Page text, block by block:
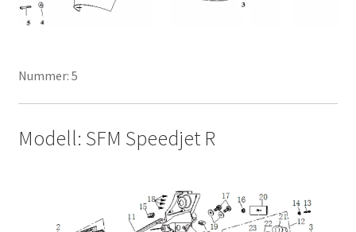
Nummer: 5
Modell: SFM Speedjet R